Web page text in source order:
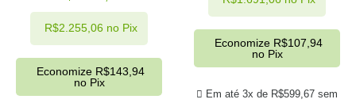
R$2.255,06 no Pix
Economize R$143,94
no Pix
Em até 3x de R$599,67 sem
Economize R$107,94
no Pix